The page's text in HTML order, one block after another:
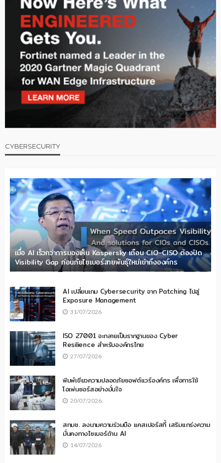
CYBERSECURITY
เมื่อ AI เร็วกว่าการมองเห็น Kaspersky เตือน CIO-CISO ต้องปิด
Visibility Gap ก่อนภัยไซเบอร์สายพันธุ์ใหม่เข้าถึงองค์กร
AI เปลี่ยนเกม Cybersecurity จาก Patching ไปสู่
Exposure Management
31/07/2026
ISO 27001 จะกลายเป็นรากฐานของ Cyber
Resilience สำหรับองค์กรไทย
27/07/2026
พิมพ์เขียวความปลอดภัยซอฟต์แวร์องค์กร เพื่อการใช้
โอเพ่นซอร์สอย่างมั่นใจ
20/07/2026
สกมช. ลงนามความร่วมมือ แคสเปอร์สกี้ เสริมแกร่งความ
มั่นคงทางไซเบอร์ด้าน AI
14/07/2026